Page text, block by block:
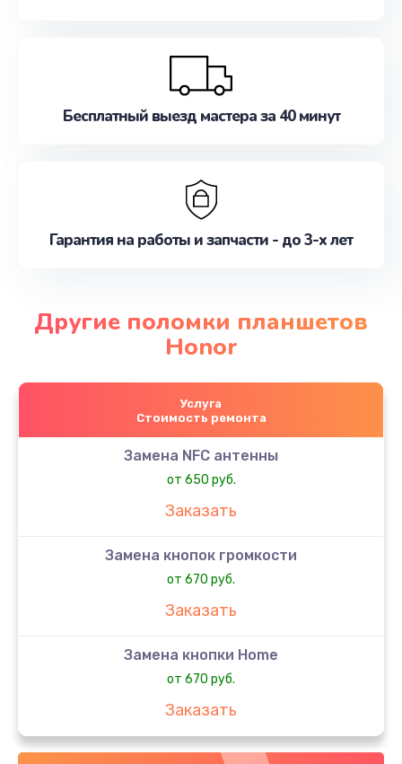
Бесплатный выезд мастера за 40 минут
Гарантия на работы и запчасти - до 3-х лет
Другие поломки планшетов
Honor
Услуга
Стоимость ремонта
Замена NFC антенны
от 650 руб.
Заказать
Замена кнопок громкости
от 670 руб.
Заказать
Замена кнопки Home
от 670 руб.
Заказать
Замена кнопки включения